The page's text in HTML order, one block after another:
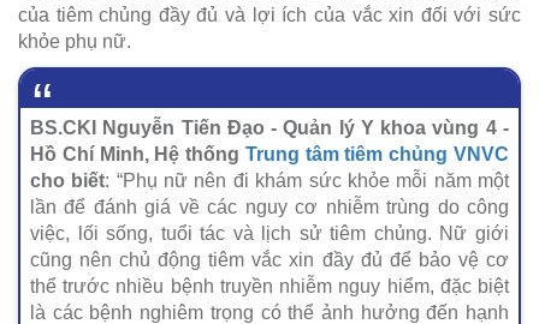
của tiêm chủng đầy đủ và lợi ích của vắc xin đối với sức
khỏe phụ nữ.
BS.CKI Nguyễn Tiến Đạo - Quản lý Y khoa vùng 4 -
Hồ Chí Minh, Hệ thống Trung tâm tiêm chủng VNVC
cho biết: “Phụ nữ nên đi khám sức khỏe mỗi năm một
lần để đánh giá về các nguy cơ nhiễm trùng do công
việc, lối sống, tuổi tác và lịch sử tiêm chủng. Nữ giới
cũng nên chủ động tiêm vắc xin đầy đủ để bảo vệ cơ
thể trước nhiều bệnh truyền nhiễm nguy hiểm, đặc biệt
là các bệnh nghiêm trọng có thể ảnh hưởng đến hạnh